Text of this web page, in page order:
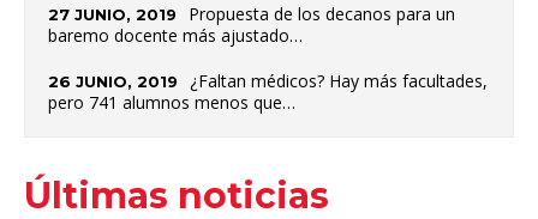
27 JUNIO, 2019
Propuesta de los decanos para un
baremo docente más ajustado…
26 JUNIO, 2019
¿Faltan médicos? Hay más facultades,
pero 741 alumnos menos que…
Últimas noticias